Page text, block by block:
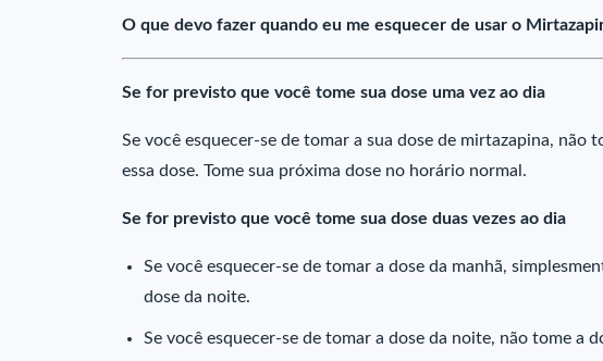
O que devo fazer quando eu me esquecer de usar o
Se for previsto que você tome sua dose uma vez ao dia
Se você esquecer-se de tomar a sua dose de mirtazapina, não
essa dose. Tome sua próxima dose no horário normal.
Se for previsto que você tome sua dose duas vezes ao dia
Se você esquecer-se de tomar a dose da manhã,
dose da noite.
Se você esquecer-se de tomar a dose da noite, não tome a